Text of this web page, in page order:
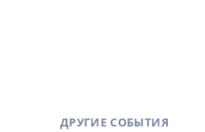
ДРУГИЕ СОБЫТИЯ